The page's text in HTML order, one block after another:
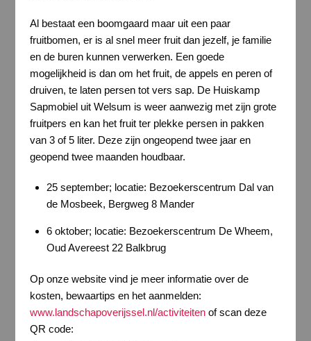
Al bestaat een boomgaard maar uit een paar
fruitbomen, er is al snel meer fruit dan jezelf, je familie
en de buren kunnen verwerken. Een goede
mogelijkheid is dan om het fruit, de appels en peren of
druiven, te laten persen tot vers sap. De Huiskamp
Sapmobiel uit Welsum is weer aanwezig met zijn grote
fruitpers en kan het fruit ter plekke persen in pakken
van 3 of 5 liter. Deze zijn ongeopend twee jaar en
geopend twee maanden houdbaar.
25 september; locatie: Bezoekerscentrum Dal van
de Mosbeek, Bergweg 8 Mander
6 oktober; locatie: Bezoekerscentrum De Wheem,
Oud Avereest 22 Balkbrug
Op onze website vind je meer informatie over de
kosten, bewaartips en het aanmelden:
www.landschapoverijssel.nl/activiteitenof scan deze
QR code: